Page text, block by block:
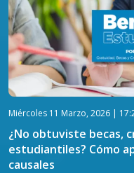
Miércoles 11 Marzo, 2026 |
¿No obtuviste becas,
estudiantiles? Cómo
causales